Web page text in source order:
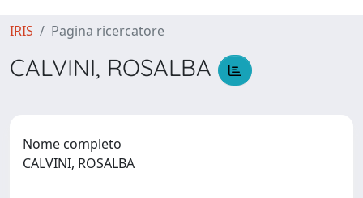
IRIS Pagina ricercatore
CALVINI, ROSALBA
Nome completo
CALVINI, ROSALBA